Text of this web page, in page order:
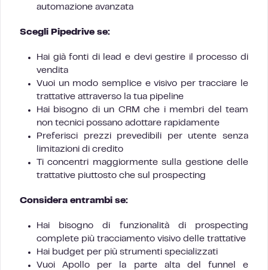
automazione avanzata
Scegli Pipedrive se:
Hai già fonti di lead e devi gestire il processo di
vendita
Vuoi un modo semplice e visivo per tracciare le
trattative attraverso la tua pipeline
Hai bisogno di un CRM che i membri del team
non tecnici possano adottare rapidamente
Preferisci prezzi prevedibili per utente senza
limitazioni di credito
Ti concentri maggiormente sulla gestione delle
trattative piuttosto che sul prospecting
Considera entrambi se:
Hai bisogno di funzionalità di prospecting
complete più tracciamento visivo delle trattative
Hai budget per più strumenti specializzati
Vuoi Apollo per la parte alta del funnel e